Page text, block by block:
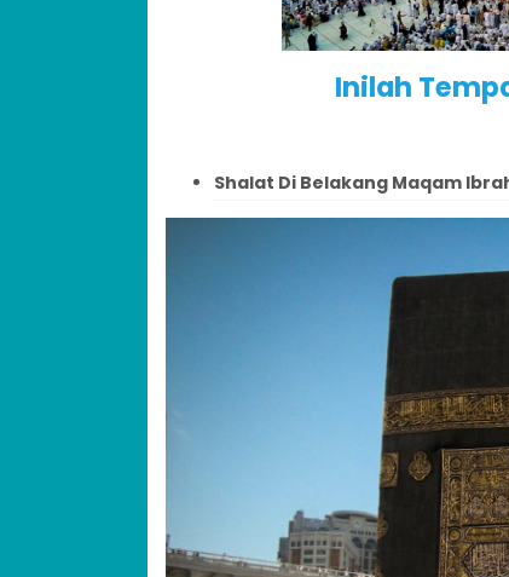
Inilah
Shalat Di Belakang Maqam